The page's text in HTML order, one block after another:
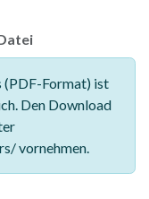
(PDF-Format) ist
Den Download
vornehmen.